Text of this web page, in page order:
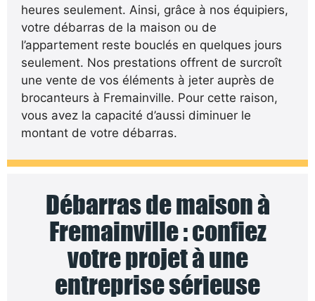
heures seulement. Ainsi, grâce à nos équipiers,
votre débarras de la maison ou de
l’appartement reste bouclés en quelques jours
seulement. Nos prestations offrent de surcroît
une vente de vos éléments à jeter auprès de
brocanteurs à Fremainville. Pour cette raison,
vous avez la capacité d’aussi diminuer le
montant de votre débarras.
Débarras de maison à
Fremainville : confiez
votre projet à une
entreprise sérieuse